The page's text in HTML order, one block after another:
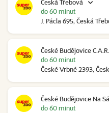
Česká Třebová
J. Pácla 695, Česká
do 60 minut
České Budějovice C.A.R.
České Vrbné 2393,
do 60 minut
České Budějovice Na
do 60 minut